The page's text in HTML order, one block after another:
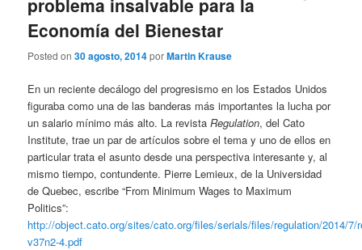
problema insalvable para la
Economía del Bienestar
Posted on30 agosto, 2014porMartin Krause
En un reciente decálogo del progresismo en los Estados Unidos
figuraba como una de las banderas más importantes la lucha por
un salario mínimo más alto. La revistaRegulation, del Cato
Institute, trae un par de artículos sobre el tema y uno de ellos en
particular trata el asunto desde una perspectiva interesante y, al
mismo tiempo, contundente. Pierre Lemieux, de la Universidad
de Quebec, escribe “From Minimum Wages to Maximum
Politics”:
http://object.cato.org/sites/cato.org/files/serials/files/regulation/2014/7/
v37n2-4.pdf